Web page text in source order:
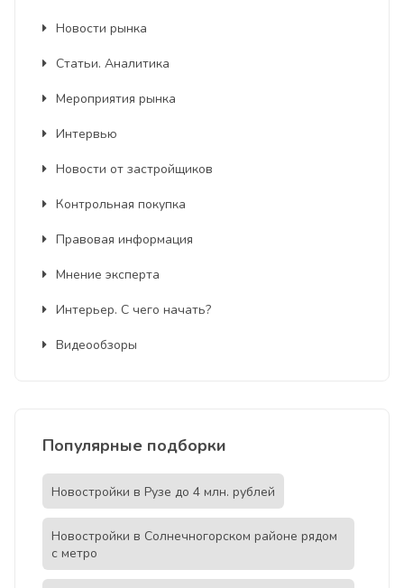
Новости рынка
Статьи. Аналитика
Мероприятия рынка
Интервью
Новости от застройщиков
Контрольная покупка
Правовая информация
Мнение эксперта
Интерьер. С чего начать?
Видеообзоры
Популярные подборки
Новостройки в Рузе до 4 млн. рублей
Новостройки в Солнечногорском районе рядом
с метро